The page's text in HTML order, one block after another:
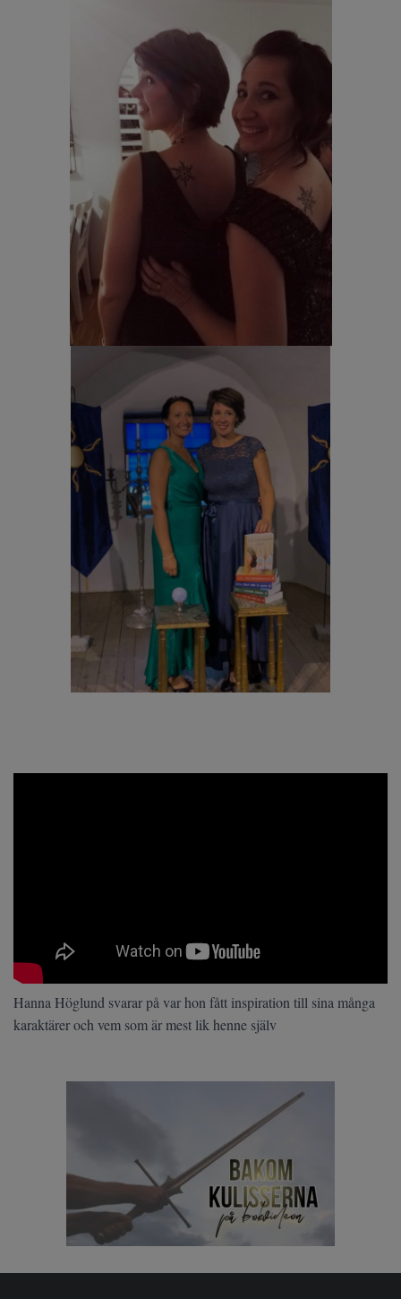
Hanna Höglund svarar på var hon fått inspiration till sina många
karaktärer och vem som är mest lik henne själv